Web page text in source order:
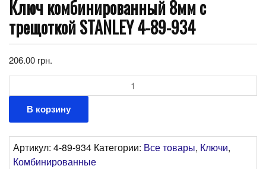
Ключ комбинированный 8мм с
трещоткой STANLEY 4-89-934
206.00 грн.
В корзину
Артикул: 4-89-934 Категории: Все товары, Ключи,
Комбинированные